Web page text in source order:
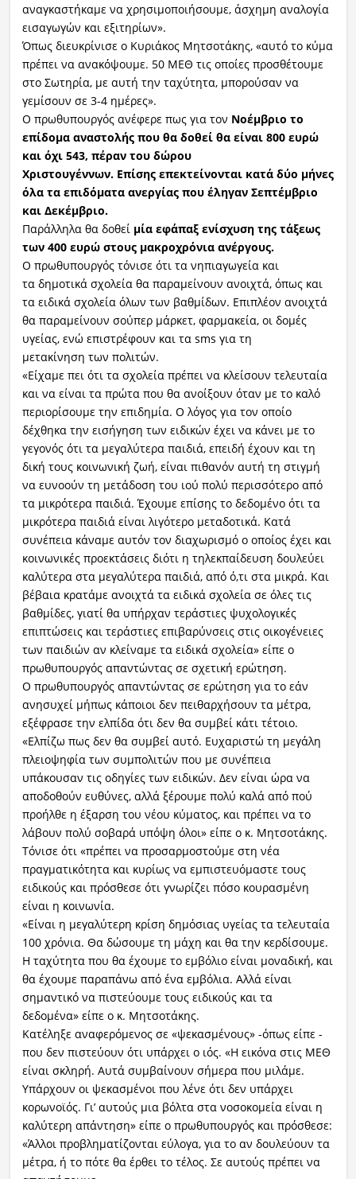
αναγκαστήκαμε να χρησιμοποιήσουμε, άσχημη αναλογία
εισαγωγών και εξιτηρίων».
Όπως διευκρίνισε ο Κυριάκος Μητσοτάκης, «αυτό το κύμα
πρέπει να ανακόψουμε. 50 ΜΕΘ τις οποίες προσθέτουμε
στο Σωτηρία, με αυτή την ταχύτητα, μπορούσαν να
γεμίσουν σε 3-4 ημέρες».
Ο πρωθυπουργός ανέφερε πως για τον Νοέμβριο το
επίδομα αναστολής που θα δοθεί θα είναι 800 ευρώ
και όχι 543, πέραν του δώρου
Χριστουγέννων. Επίσης επεκτείνονται κατά δύο μήνες
όλα τα επιδόματα ανεργίας που έληγαν Σεπτέμβριο
και Δεκέμβριο.
Παράλληλα θα δοθεί μία εφάπαξ ενίσχυση της τάξεως
των 400 ευρώ στους μακροχρόνια ανέργους.
Ο πρωθυπουργός τόνισε ότι τα νηπιαγωγεία και
τα δημοτικά σχολεία θα παραμείνουν ανοιχτά, όπως και
τα ειδικά σχολεία όλων των βαθμίδων. Επιπλέον ανοιχτά
θα παραμείνουν σούπερ μάρκετ, φαρμακεία, οι δομές
υγείας, ενώ επιστρέφουν και τα sms για τη
μετακίνηση των πολιτών.
«Είχαμε πει ότι τα σχολεία πρέπει να κλείσουν τελευταία
και να είναι τα πρώτα που θα ανοίξουν όταν με το καλό
περιορίσουμε την επιδημία. Ο λόγος για τον οποίο
δέχθηκα την εισήγηση των ειδικών έχει να κάνει με το
γεγονός ότι τα μεγαλύτερα παιδιά, επειδή έχουν και τη
δική τους κοινωνική ζωή, είναι πιθανόν αυτή τη στιγμή
να ευνοούν τη μετάδοση του ιού πολύ περισσότερο από
τα μικρότερα παιδιά. Έχουμε επίσης το δεδομένο ότι τα
μικρότερα παιδιά είναι λιγότερο μεταδοτικά. Κατά
συνέπεια κάναμε αυτόν τον διαχωρισμό ο οποίος έχει και
κοινωνικές προεκτάσεις διότι η τηλεκπαίδευση δουλεύει
καλύτερα στα μεγαλύτερα παιδιά, από ό,τι στα μικρά. Και
βέβαια κρατάμε ανοιχτά τα ειδικά σχολεία σε όλες τις
βαθμίδες, γιατί θα υπήρχαν τεράστιες ψυχολογικές
επιπτώσεις και τεράστιες επιβαρύνσεις στις οικογένειες
των παιδιών αν κλείναμε τα ειδικά σχολεία» είπε ο
πρωθυπουργός απαντώντας σε σχετική ερώτηση.
Ο πρωθυπουργός απαντώντας σε ερώτηση για το εάν
ανησυχεί μήπως κάποιοι δεν πειθαρχήσουν τα μέτρα,
εξέφρασε την ελπίδα ότι δεν θα συμβεί κάτι τέτοιο.
«Ελπίζω πως δεν θα συμβεί αυτό. Ευχαριστώ τη μεγάλη
πλειοψηφία των συμπολιτών που με συνέπεια
υπάκουσαν τις οδηγίες των ειδικών. Δεν είναι ώρα να
αποδοθούν ευθύνες, αλλά ξέρουμε πολύ καλά από πού
προήλθε η έξαρση του νέου κύματος, και πρέπει να το
λάβουν πολύ σοβαρά υπόψη όλοι» είπε ο κ. Μητσοτάκης.
Τόνισε ότι «πρέπει να προσαρμοστούμε στη νέα
πραγματικότητα και κυρίως να εμπιστευόμαστε τους
ειδικούς και πρόσθεσε ότι γνωρίζει πόσο κουρασμένη
είναι η κοινωνία.
«Είναι η μεγαλύτερη κρίση δημόσιας υγείας τα τελευταία
100 χρόνια. Θα δώσουμε τη μάχη και θα την κερδίσουμε.
Η ταχύτητα που θα έχουμε το εμβόλιο είναι μοναδική, και
θα έχουμε παραπάνω από ένα εμβόλια. Αλλά είναι
σημαντικό να πιστεύουμε τους ειδικούς και τα
δεδομένα» είπε ο κ. Μητσοτάκης.
Κατέληξε αναφερόμενος σε «ψεκασμένους» -όπως είπε -
που δεν πιστεύουν ότι υπάρχει ο ιός. «Η εικόνα στις ΜΕΘ
είναι σκληρή. Αυτά συμβαίνουν σήμερα που μιλάμε.
Υπάρχουν οι ψεκασμένοι που λένε ότι δεν υπάρχει
κορωνοϊός. Γι’ αυτούς μια βόλτα στα νοσοκομεία είναι η
καλύτερη απάντηση» είπε ο πρωθυπουργός και πρόσθεσε:
«Άλλοι προβληματίζονται εύλογα, για το αν δουλεύουν τα
μέτρα, ή το πότε θα έρθει το τέλος. Σε αυτούς πρέπει να